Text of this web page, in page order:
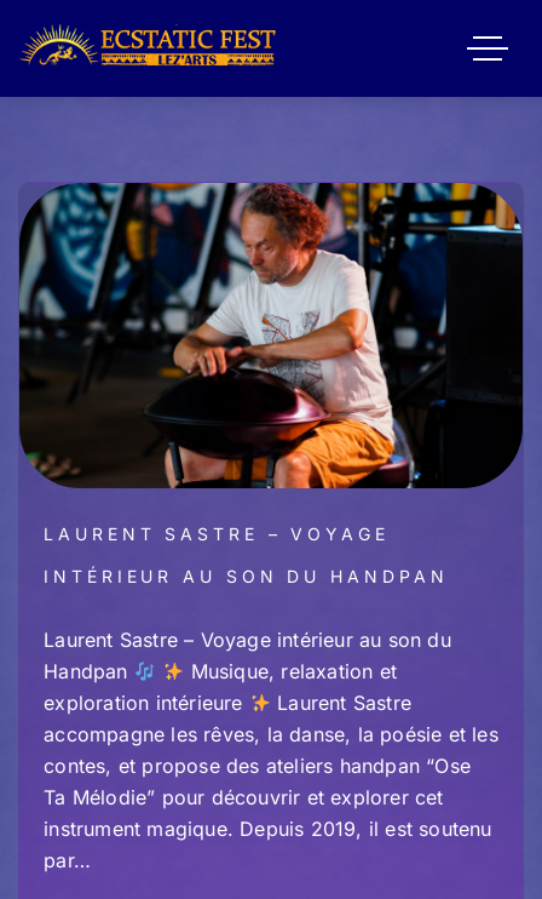
LAURENT SASTRE – VOYAGE
INTÉRIEUR AU SON DU HANDPAN
Laurent Sastre – Voyage intérieur au son du
Handpan
Musique, relaxation et
exploration intérieure
Laurent Sastre
accompagne les rêves, la danse, la poésie et les
contes, et propose des ateliers handpan “Ose
Ta Mélodie” pour découvrir et explorer cet
instrument magique. Depuis 2019, il est soutenu
par…